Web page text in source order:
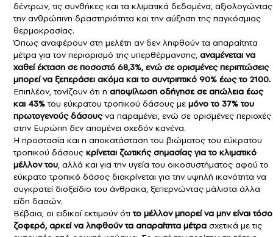
δέντρων, τις συνθήκες και τα κλιματικά δεδομένα, αξιολογώντας
την ανθρώπινη δραστηριότητα και την αύξηση της παγκόσμιας
θερμοκρασίας.
Όπως αναφέρουν στη μελέτη αν δεν ληφθούν τα απαραίτητα
μέτρα για τον περιορισμό της υπερθέρμανσης, αναμένεται να
χαθεί έκταση σε ποσοστό 68,3%, ενώ σε ορισμένες περιπτώσεις
μπορεί να ξεπεράσει ακόμα και το συντριπτικό 90% έως το 2100.
Επιπλέον, τονίζουν ότι η αποψίλωση οδήγησε σε απώλεια έως
και 43%του εύκρατου τροπικού δάσους με μόνο το 37% του
πρωτογενούς δάσουςνα παραμένει, ενώ σε ορισμένες περιοχές
στην Ευρώπη δεν απομένει σχεδόν κανένα.
Η προστασία και η αποκατάσταση του βιώματος του εύκρατου
τροπικού δάσους κρίνεται ζωτικής σημασίας για το κλιματικό
μέλλον του, αλλά και για την υγεία του οικοσυστήματος αφού το
εύκρατο τροπικό δάσος διακρίνεται για την υψηλή ικανότητα να
συγκρατεί διοξείδιο του άνθρακα, ξεπερνώντας μάλιστα άλλα
είδη δασών.
Βέβαια, οι ειδικοί εκτιμούν ότιτο μέλλον μπορεί να μην είναι τόσο
ζοφερό, αρκεί να ληφθούν τα απαραίτητα μέτρα σχετικά με τις